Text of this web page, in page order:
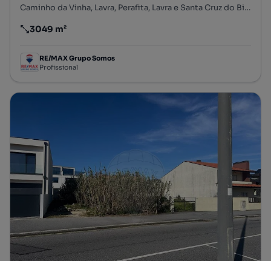
Caminho da Vinha, Lavra, Perafita, Lavra e Santa Cruz do Bispo, Matosinhos, Porto
Preço por metro quadrado
3049 m²
RE/MAX Grupo Somos
Profissional